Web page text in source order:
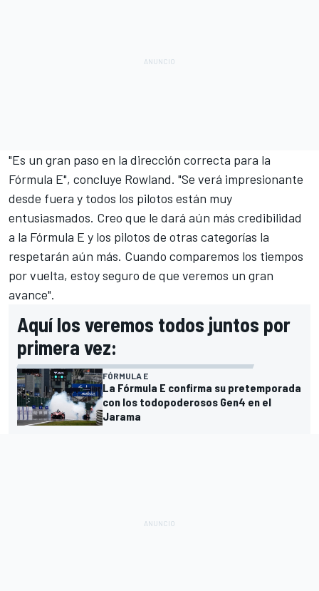
"Es un gran paso en la dirección correcta para la
Fórmula E", concluye Rowland. "Se verá impresionante
desde fuera y todos los pilotos están muy
entusiasmados. Creo que le dará aún más credibilidad
a la Fórmula E y los pilotos de otras categorías la
respetarán aún más. Cuando comparemos los tiempos
por vuelta, estoy seguro de que veremos un gran
avance".
Aquí los veremos todos juntos por
primera vez:
FÓRMULA E
La Fórmula E confirma su pretemporada
con los todopoderosos Gen4 en el
Jarama